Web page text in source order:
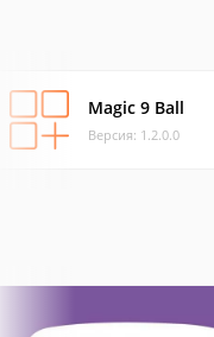
Magic 9 Ball
Версия: 1.2.0.0